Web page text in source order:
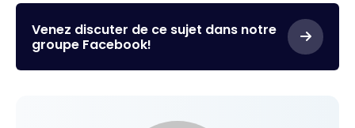
Venez discuter de ce sujet dans notre
groupe Facebook!